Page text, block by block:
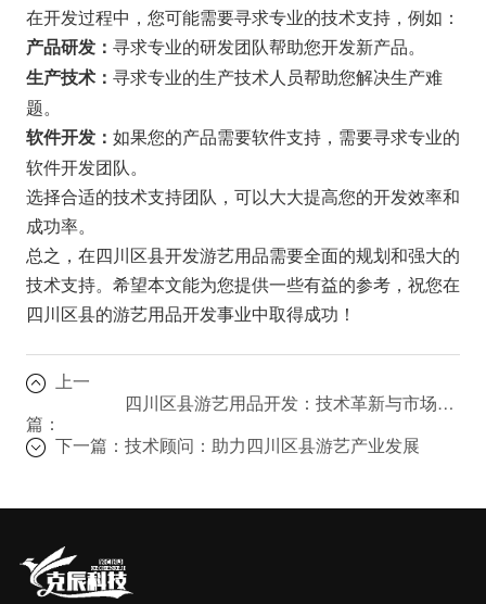
在开发过程中，您可能需要寻求专业的技术支持，例如：
产品研发： 寻求专业的研发团队帮助您开发新产品。
生产技术： 寻求专业的生产技术人员帮助您解决生产难
题。
软件开发： 如果您的产品需要软件支持，需要寻求专业的
软件开发团队。
选择合适的技术支持团队，可以大大提高您的开发效率和
成功率。
总之，在四川区县开发游艺用品需要全面的规划和强大的
技术支持。希望本文能为您提供一些有益的参考，祝您在
四川区县的游艺用品开发事业中取得成功！
上一
篇：
四川区县游艺用品开发：技术革新与市场趋势
下一篇：技术顾问：助力四川区县游艺产业发展